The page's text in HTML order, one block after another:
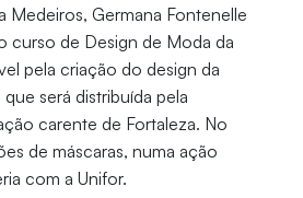
Medeiros, Germana Fontenelle
curso de Design de Moda da
pela criação do design da
será distribuída pela
carente de Fortaleza. No
de máscaras, numa ação
com a Unifor.